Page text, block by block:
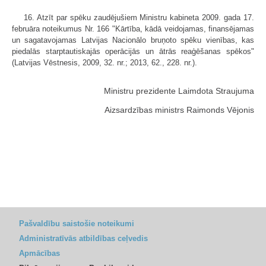
16. Atzīt par spēku zaudējušiem Ministru kabineta 2009. gada 17.
februāra noteikumus Nr. 166 "Kārtība, kādā veidojamas, finansējamas
un sagatavojamas Latvijas Nacionālo bruņoto spēku vienības, kas
piedalās starptautiskajās operācijās un ātrās reaģēšanas spēkos"
(Latvijas Vēstnesis, 2009, 32. nr.; 2013, 62., 228. nr.).
Ministru prezidente Laimdota Straujuma
Aizsardzības ministrs Raimonds Vējonis
Pašvaldību saistošie noteikumi
Administratīvās atbildības ceļvedis
Apmācības